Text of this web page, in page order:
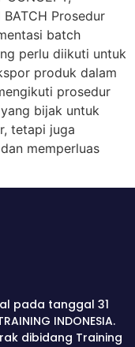
BATCH Prosedur
batch
perlu diikuti untuk
produk dalam
prosedur
bijak untuk
tetapi juga
memperluas
pada tanggal 31
INDONESIA.
dibidang Training